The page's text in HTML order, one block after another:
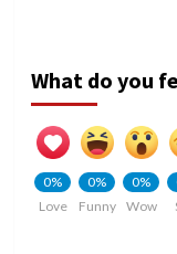
What do you
0%
Love
0%
Funny
0%
Wow